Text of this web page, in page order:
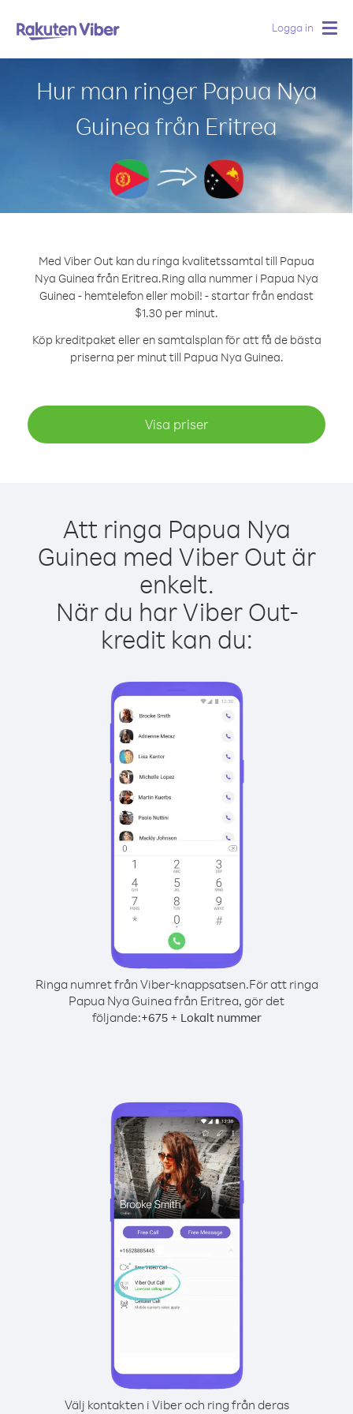
Logga in
Hur man ringer Papua Nya
Guinea från Eritrea
Med Viber Out kan du ringa kvalitetssamtal till Papua
Nya Guinea från Eritrea.Ring alla nummer i Papua Nya
Guinea - hemtelefon eller mobil! - startar från endast
$1.30 per minut.
Köp kreditpaket eller en samtalsplan för att få de bästa
priserna per minut till Papua Nya Guinea.
Visa priser
Att ringa Papua Nya
Guinea med Viber Out är
enkelt.
När du har Viber Out-
kredit kan du:
Ringa numret från Viber-knappsatsen.För att ringa
Papua Nya Guinea från Eritrea, gör det
följande:+675+ Lokalt nummer
Välj kontakten i Viber och ring från deras